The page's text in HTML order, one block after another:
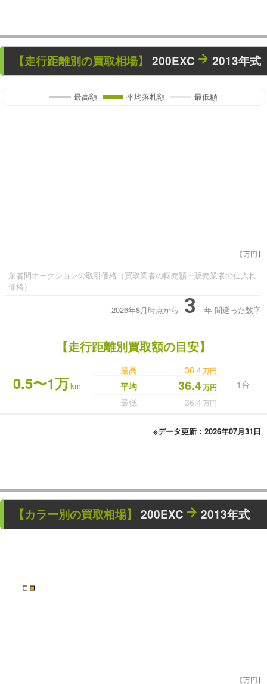
【走行距離別の買取相場】 200EXC 2013年式
最高額 平均落札額 最低額
【万円】
業者間オークションの取引価格（買取業者の転売額＝販売業者の仕入れ
価格）
2026年8月時点から 3 年 間遡った数字
【走行距離別買取額の目安】
0.5〜1万km
最高 36.4万円
1台
平均 36.4万円
最低 36.4万円
※データ更新：2026年07月31日
【カラー別の買取相場】 200EXC 2013年式
■ ■
【万円】